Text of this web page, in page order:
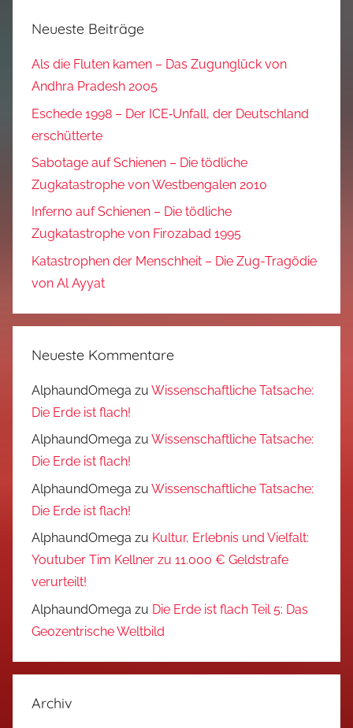
Neueste Beiträge
Als die Fluten kamen – Das Zugunglück von
Andhra Pradesh 2005
Eschede 1998 – Der ICE‑Unfall, der Deutschland
erschütterte
Sabotage auf Schienen – Die tödliche
Zugkatastrophe von Westbengalen 2010
Inferno auf Schienen – Die tödliche
Zugkatastrophe von Firozabad 1995
Katastrophen der Menschheit – Die Zug-Tragödie
von Al Ayyat
Neueste Kommentare
AlphaundOmega zu Wissenschaftliche Tatsache:
Die Erde ist flach!
AlphaundOmega zu Wissenschaftliche Tatsache:
Die Erde ist flach!
AlphaundOmega zu Wissenschaftliche Tatsache:
Die Erde ist flach!
AlphaundOmega zu Kultur, Erlebnis und Vielfalt:
Youtuber Tim Kellner zu 11.000 € Geldstrafe
verurteilt!
AlphaundOmega zu Die Erde ist flach Teil 5: Das
Geozentrische Weltbild
Archiv